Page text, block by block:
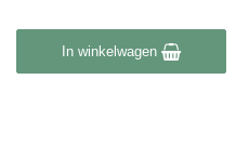
In winkelwagen